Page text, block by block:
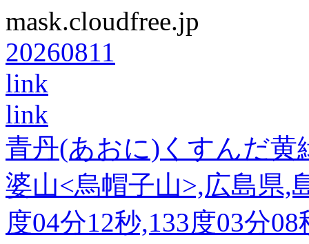
mask.cloudfree.jp
20260811
link
link
青丹(あおに)くすんだ黄
婆山<烏帽子山>,広島県,
度04分12秒,133度03分